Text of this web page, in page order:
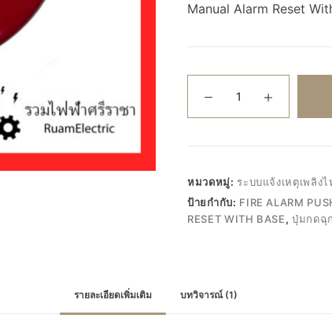
Manual Alarm Reset
CL-
202
แจ้ง
เหตุ
เพลิง
สี
หมวดหมู่: ระบบแจ้งเหตุเพลิง
ป้ายกำกับ: FIRE ALARM
RESET WITH BASE,ปุ่มกดฉุ
รายละเอียดเพิ่มเติม บทวิจารณ์ (1)